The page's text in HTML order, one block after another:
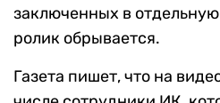
заключенных в
ролик обрывается.
Газета пишет, что на